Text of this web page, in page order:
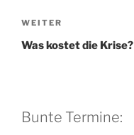
i
v
Nächster
Beitrag
WEITER
Was kostet die Krise?
Bunte Termine: